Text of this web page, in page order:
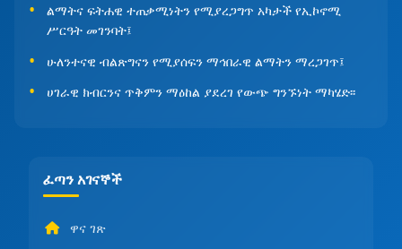
ልማትና ፍትሐዊ ተጠቃሚነትን የሚያረጋግጥ አካታች የኢኮኖሚ
ሥርዓት መገንባት፤
ሁለንተናዊ ብልጽግናን የሚያሰፍን ማኅበራዊ ልማትን ማረጋገጥ፤
ሀገራዊ ክብርንና ጥቅምን ማዕከል ያደረገ የውጭ ግንኙነት ማካሄድ፡፡
ፈጣን አገናኞች
ዋና ገጽ